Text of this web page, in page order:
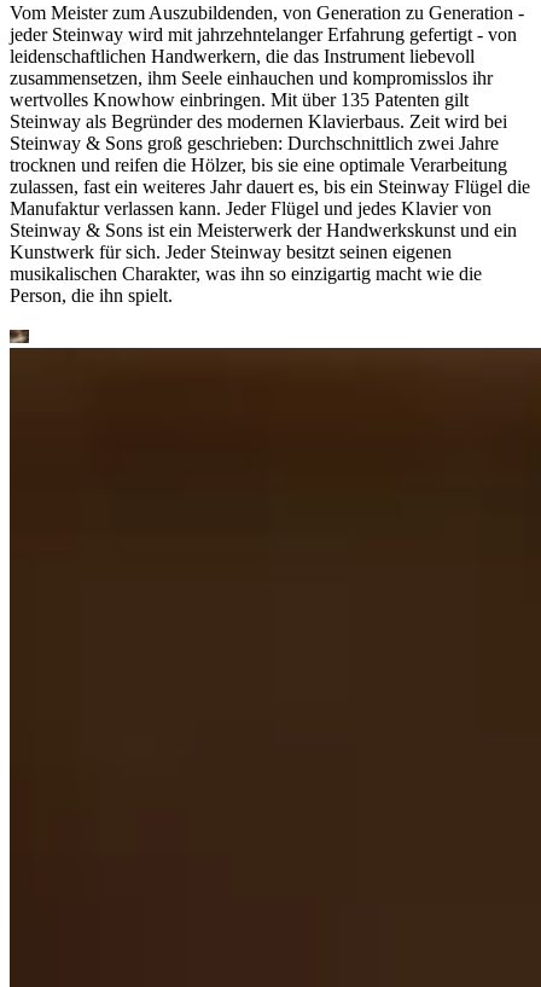
Vom Meister zum Auszubildenden, von Generation zu Generation -
jeder Steinway wird mit jahrzehntelanger Erfahrung gefertigt - von
leidenschaftlichen Handwerkern, die das Instrument liebevoll
zusammensetzen, ihm Seele einhauchen und kompromisslos ihr
wertvolles Knowhow einbringen. Mit über 135 Patenten gilt
Steinway als Begründer des modernen Klavierbaus. Zeit wird bei
Steinway ⁠&⁠ Sons groß geschrieben: Durchschnittlich zwei Jahre
trocknen und reifen die Hölzer, bis sie eine optimale Verarbeitung
zulassen, fast ein weiteres Jahr dauert es, bis ein Steinway Flügel die
Manufaktur verlassen kann. Jeder Flügel und jedes Klavier von
Steinway ⁠&⁠ Sons ist ein Meisterwerk der Handwerkskunst und ein
Kunstwerk für sich. Jeder Steinway besitzt seinen eigenen
musikalischen Charakter, was ihn so einzigartig macht wie die
Person, die ihn spielt.